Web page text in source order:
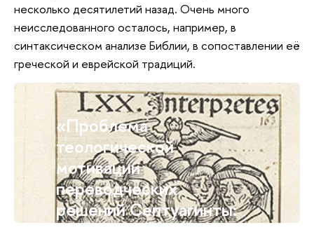
несколько десятилетий назад. Очень много
неисследованного осталось, например, в
синтаксическом анализе Библии, в сопоставлении её
греческой и еврейской традиций.
«Проблема
теологической
мотивации
переводческих
решений Септуагинты:
лингвистика и